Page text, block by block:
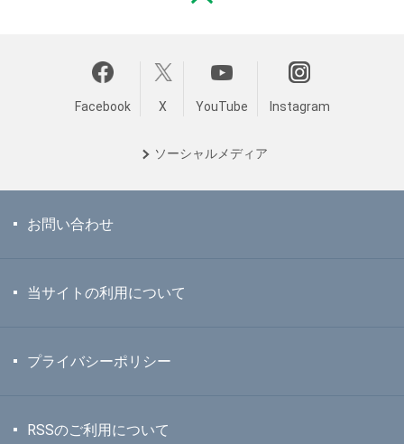
Facebook X YouTube Instagram
ソーシャル メディア
お問い合わせ
当サイトの利用について
プライバシーポリシー
RSSのご利用について